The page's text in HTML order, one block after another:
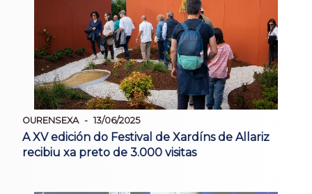
OURENSEXA 13/06/2025
A XV edición do Festival de Xardíns de Allariz
recibiu xa preto de 3.000 visitas